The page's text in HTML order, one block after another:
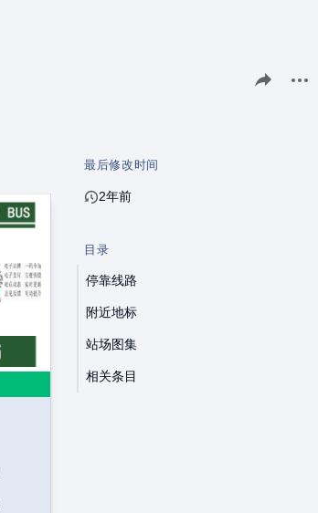
分享此页面
最后修改时间
2年前
目录
停靠线路
附近地标
站场图集
相关条目